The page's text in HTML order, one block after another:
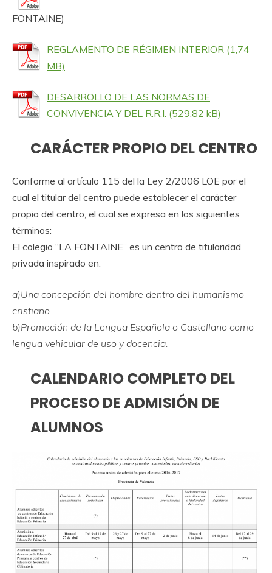
FONTAINE)
REGLAMENTO DE RÉGIMEN INTERIOR
DESARROLLO DE LAS NORMAS DE
CONVIVENCIA Y DEL R.R.I.
CARÁCTER PROPIO DEL CENTRO
Conforme al artículo 115 del la Ley 2/2006 LOE por el
cual el titular del centro puede establecer el carácter
propio del centro, el cual se expresa en los siguientes
términos:
El colegio “LA FONTAINE” es un centro de titularidad
privada inspirado en:
a)Una concepción del hombre dentro del humanismo
cristiano.
b)Promoción de la Lengua Española o Castellano como
lengua vehicular de uso y docencia.
CALENDARIO COMPLETO DEL
PROCESO DE ADMISIÓN DE
ALUMNOS